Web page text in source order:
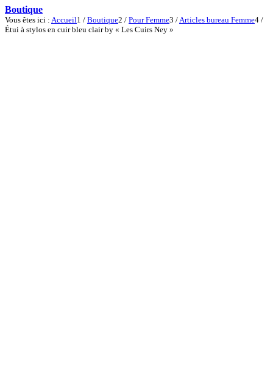
Boutique
Vous êtes ici : Accueil1 / Boutique2 / Pour Femme3 /Articles bureau Femme4 /
Étui à stylos en cuir bleu clair by « Les Cuirs Ney »